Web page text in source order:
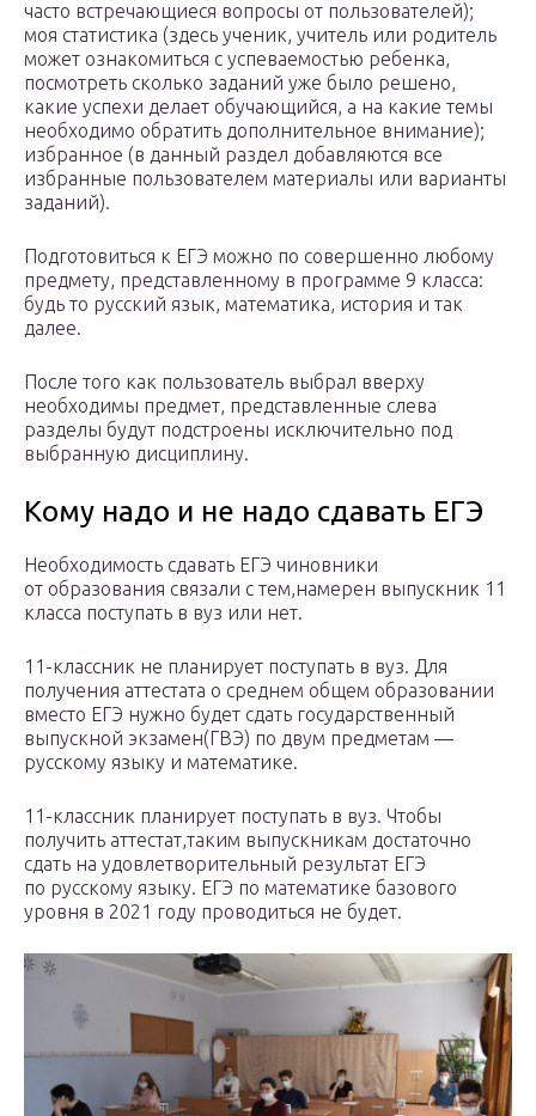
часто встречающиеся вопросы от пользователей);
моя статистика (здесь ученик, учитель или родитель
может ознакомиться с успеваемостью ребенка,
посмотреть сколько заданий уже было решено,
какие успехи делает обучающийся, а на какие темы
необходимо обратить дополнительное внимание);
избранное (в данный раздел добавляются все
избранные пользователем материалы или варианты
заданий).
Подготовиться к ЕГЭ можно по совершенно любому
предмету, представленному в программе 9 класса:
будь то русский язык, математика, история и так
далее.
После того как пользователь выбрал вверху
необходимы предмет, представленные слева
разделы будут подстроены исключительно под
выбранную дисциплину.
Кому надо и не надо сдавать ЕГЭ
Необходимость сдавать ЕГЭ чиновники
от образования связали с тем,намерен выпускник 11
класса поступать в вуз или нет.
11-классник не планирует поступать в вуз. Для
получения аттестата о среднем общем образовании
вместо ЕГЭ нужно будет сдать государственный
выпускной экзамен(ГВЭ) по двум предметам —
русскому языку и математике.
11-классник планирует поступать в вуз. Чтобы
получить аттестат,таким выпускникам достаточно
сдать на удовлетворительный результат ЕГЭ
по русскому языку. ЕГЭ по математике базового
уровня в 2021 году проводиться не будет.